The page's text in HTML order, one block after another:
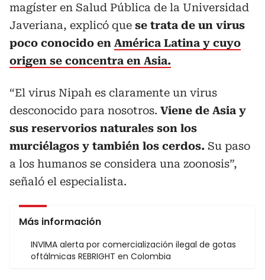
magíster en Salud Pública de la Universidad
Javeriana, explicó que se trata de un virus
poco conocido en América Latina y cuyo
origen se concentra en Asia.
“El virus Nipah es claramente un virus
desconocido para nosotros. Viene de Asia y
sus reservorios naturales son los
murciélagos y también los cerdos. Su paso
a los humanos se considera una zoonosis”,
señaló el especialista.
Más información
INVIMA alerta por comercialización ilegal de gotas
oftálmicas REBRIGHT en Colombia